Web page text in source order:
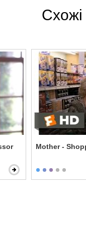
Схожі
Mother -